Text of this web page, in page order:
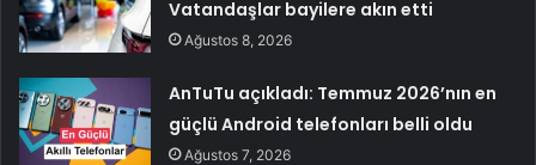
Vatandaşlar bayilere akın etti
Ağustos 8, 2026
AnTuTu açıkladı: Temmuz 2026’nın en
güçlü Android telefonları belli oldu
Ağustos 7, 2026